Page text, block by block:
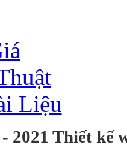
Liệu
2021 Thiết kế